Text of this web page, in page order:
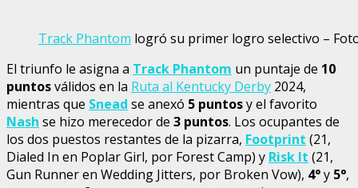
Track Phantom logró su primer logro selectivo –
El triunfo le asigna a Track Phantom un puntaje de 10
puntosválidos en la Ruta al Kentucky Derby 2024,
mientras que Snead se anexó 5 puntosy el favorito
Nash se hizo merecedor de 3 puntos. Los ocupantes de
los dos puestos restantes de la pizarra, Footprint (21,
Dialed In en Poplar Girl, por Forest Camp) y Risk It (21,
Gun Runner en Wedding Jitters, por Broken Vow), 4°y 5°,